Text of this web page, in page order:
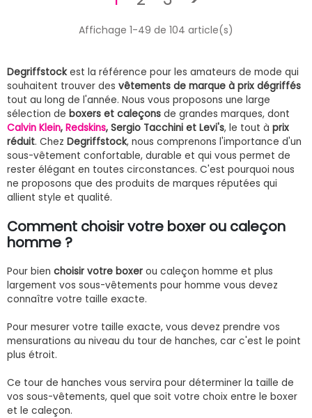
Affichage 1-49 de 104 article(s)
Degriffstockest la référence pour les amateurs de mode qui
souhaitent trouver des vêtements de marque à prix dégriffés
tout au long de l'année. Nous vous proposons une large
sélection de boxers et caleçons de grandes marques, dont
Calvin Klein, Redskins, Sergio Tacchini et Levi's, le tout à prix
réduit. Chez Degriffstock, nous comprenons l'importance d'un
sous-vêtement confortable, durable et qui vous permet de
rester élégant en toutes circonstances. C'est pourquoi nous
ne proposons que des produits de marques réputées qui
allient style et qualité.
Comment choisir votre boxer ou caleçon
homme ?
Pour bien choisir votre boxer ou caleçon homme et plus
largement vos sous-vêtements pour homme vous devez
connaître votre taille exacte.
Pour mesurer votre taille exacte, vous devez prendre vos
mensurations au niveau du tour de hanches, car c'est le point
plus étroit.
Ce tour de hanches vous servira pour déterminer la taille de
vos sous-vêtements, quel que soit votre choix entre le boxer
et le caleçon.